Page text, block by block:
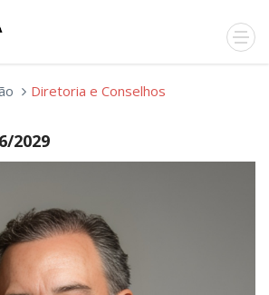
Diretoria e Conselhos
2029